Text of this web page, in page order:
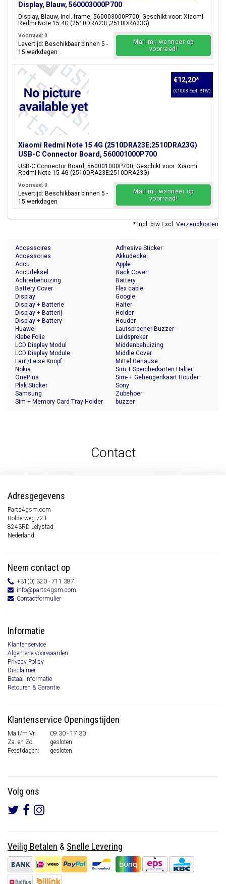
Display, Blauw, 560003000P700
Display, Blauw, Incl. frame, 560003000P700, Geschikt voor: Xiaomi
Redmi Note 15 4G (2510DRA23E;2510DRA23G)
Voorraad: 0
Levertijd: Beschikbaar binnen 5 -
15 werkdagen
Mail mij wanneer op
voorraad!
Xiaomi Redmi Note 15 4G (2510DRA23E;2510DRA23G)
USB-C Connector Board, 560001000P700
USB-C Connector Board, 560001000P700, Geschikt voor: Xiaomi
Redmi Note 15 4G (2510DRA23E;2510DRA23G)
€12,20*
(€10,08 Excl. BTW)
Voorraad: 0
Levertijd: Beschikbaar binnen 5 -
15 werkdagen
Mail mij wanneer op
voorraad!
* Incl. btw Excl. Verzendkosten
Accessoires
Accessories
Accu
Accudeksel
Achterbehuizing
Adhesive Sticker
Akkudeckel
Apple
Back Cover
Battery
Battery Cover
Display
Display + Batterie
Display + Batterij
Display + Battery
Flex cable
Google
Halter
Holder
Houder
Huawei
Klebe Folie
LCD Display Modul
LCD Display Module
Laut/Leise Knopf
Lautsprecher Buzzer
Luidspreker
Middenbehuizing
Middle Cover
Mittel Gehäuse
Nokia
OnePlus
Plak Sticker
Samsung
Sim + Memory Card Tray Holder
Sim + Speicherkarten Halter
Sim- + Geheugenkaart Houder
Sony
Zubehoer
buzzer
Contact
Adresgegevens
Parts4gsm.com
Bolderweg 72 F
8243RD Lelystad
Nederland
Neem contact op
+31(0) 320 - 711 387
info@parts4gsm.com
Contactformulier
Informatie
Klantenservice
Algemene voorwaarden
Privacy Policy
Disclaimer
Betaal informatie
Retouren & Garantie
Klantenservice Openingstijden
Ma t/m Vr.
09:30 - 17:30
Za. en Zo.
gesloten
Feestdagen:
gesloten
Volg ons
Veilig Betalen & Snelle Levering